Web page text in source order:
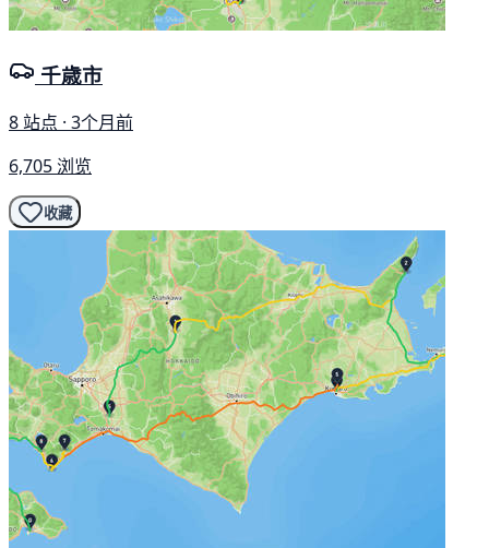
千歳市
8 站点 · 3个月前
6,705 浏览
收藏